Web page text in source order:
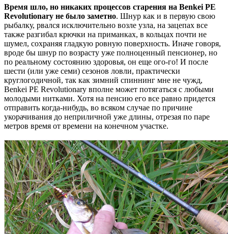
Время шло, но никаких процессов старения на Benkei PE
Revolutionary не было заметно. Шнур как и в первую свою
рыбалку, рвался исключительно возле узла, на зацепах все
также разгибал крючки на приманках, в кольцах почти не
шумел, сохраняя гладкую ровную поверхность. Иначе говоря,
вроде бы шнур по возрасту уже полноценный пенсионер, но
по реальному состоянию здоровья, он еще ого-го! И после
шести (или уже семи) сезонов ловли, практически
круглогодичной, так как зимний спиннинг мне не чужд,
Benkei PE Revolutionary вполне может потягаться с любыми
молодыми нитками. Хотя на пенсию его все равно придется
отправить когда-нибудь, во всяком случае по причине
укорачивания до неприличной уже длины, отрезая по паре
метров время от времени на конечном участке.